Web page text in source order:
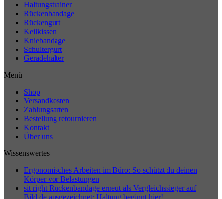
Haltungstrainer
Rückenbandage
Rückengurt
Keilkissen
Kniebandage
Schultergurt
Geradehalter
Menü
Shop
Versandkosten
Zahlungsarten
Bestellung retournieren
Kontakt
Über uns
Wissenswertes
Ergonomisches Arbeiten im Büro: So schützt du deinen
Körper vor Belastungen
sit right Rückenbandage erneut als Vergleichssieger auf
Bild.de ausgezeichnet: Haltung beginnt hier!